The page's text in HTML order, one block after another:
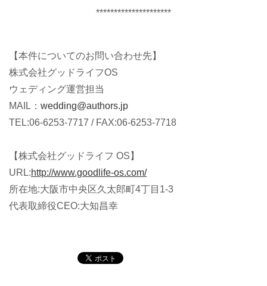
*********************
【本件についてのお問い合わせ先】
株式会社グッドライフOS
ウェディング運営担当
MAIL： wedding@authors.jp
TEL:06-6253-7717 / FAX:06-6253-7718
【株式会社グッドライフ OS】
URL:http://www.goodlife-os.com/
所在地:大阪市中央区久太郎町4丁目1-3
代表取締役CEO:大知昌幸